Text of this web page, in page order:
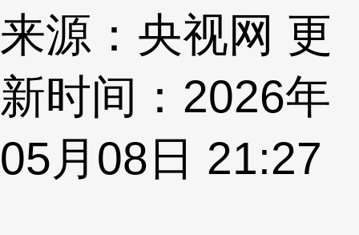
来源：央视网 更
新时间：2026年
05月08日 21:27